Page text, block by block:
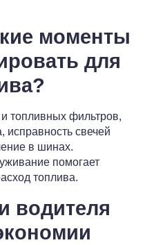
моменты
для
топливных фильтров,
свечей
в шинах.
помогает
топлива.
водителя